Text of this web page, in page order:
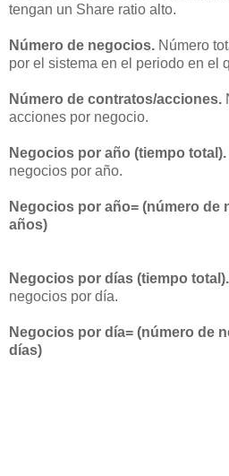
tengan un Share ratio alto.
Número de negocios. Número
por el sistema en el periodo en el
Número de contratos/acciones.
acciones por negocio.
Negocios por año (tiempo total).
negocios por año.
Negocios por año= (número de
años)
Negocios por días (tiempo total).
negocios por día.
Negocios por día= (número de
días)